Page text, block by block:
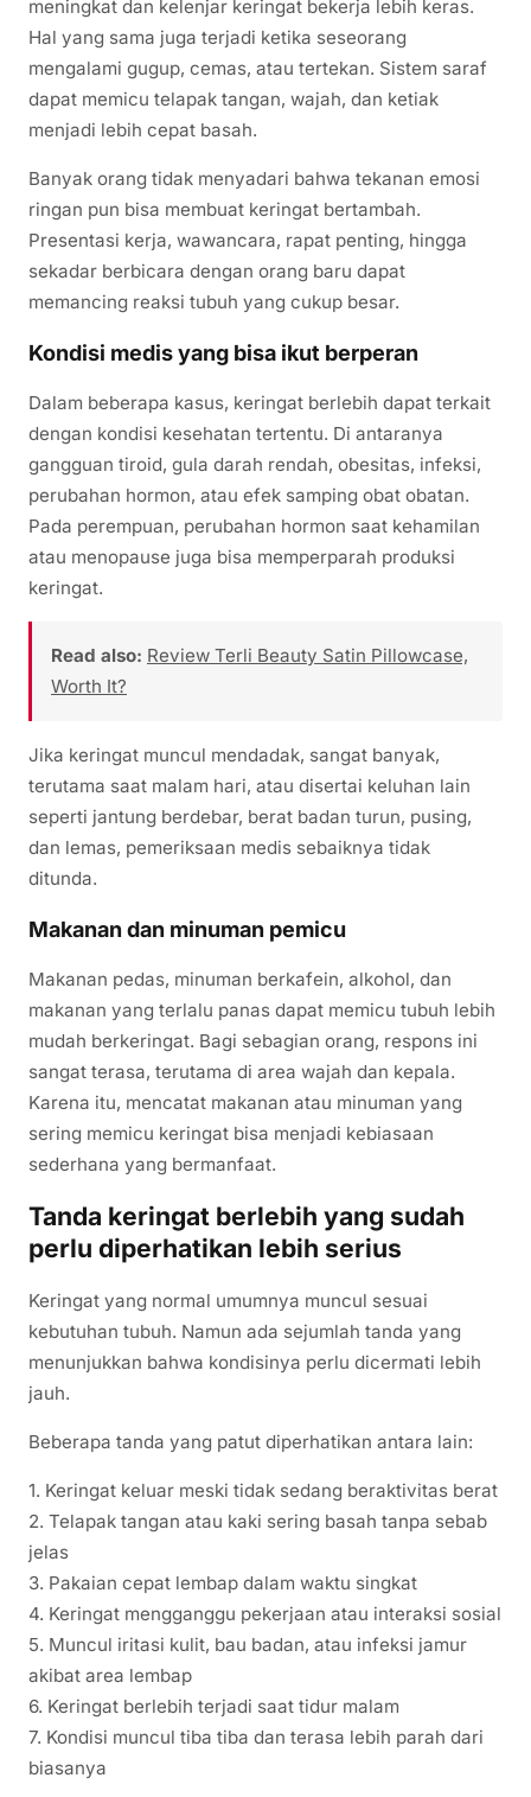
meningkat dan kelenjar keringat bekerja lebih keras.
Hal yang sama juga terjadi ketika seseorang
mengalami gugup, cemas, atau tertekan. Sistem saraf
dapat memicu telapak tangan, wajah, dan ketiak
menjadi lebih cepat basah.
Banyak orang tidak menyadari bahwa tekanan emosi
ringan pun bisa membuat keringat bertambah.
Presentasi kerja, wawancara, rapat penting, hingga
sekadar berbicara dengan orang baru dapat
memancing reaksi tubuh yang cukup besar.
Kondisi medis yang bisa ikut berperan
Dalam beberapa kasus, keringat berlebih dapat terkait
dengan kondisi kesehatan tertentu. Di antaranya
gangguan tiroid, gula darah rendah, obesitas, infeksi,
perubahan hormon, atau efek samping obat obatan.
Pada perempuan, perubahan hormon saat kehamilan
atau menopause juga bisa memperparah produksi
keringat.
Read also: Review Terli Beauty Satin Pillowcase,
Worth It?
Jika keringat muncul mendadak, sangat banyak,
terutama saat malam hari, atau disertai keluhan lain
seperti jantung berdebar, berat badan turun, pusing,
dan lemas, pemeriksaan medis sebaiknya tidak
ditunda.
Makanan dan minuman pemicu
Makanan pedas, minuman berkafein, alkohol, dan
makanan yang terlalu panas dapat memicu tubuh lebih
mudah berkeringat. Bagi sebagian orang, respons ini
sangat terasa, terutama di area wajah dan kepala.
Karena itu, mencatat makanan atau minuman yang
sering memicu keringat bisa menjadi kebiasaan
sederhana yang bermanfaat.
Tanda keringat berlebih yang sudah
perlu diperhatikan lebih serius
Keringat yang normal umumnya muncul sesuai
kebutuhan tubuh. Namun ada sejumlah tanda yang
menunjukkan bahwa kondisinya perlu dicermati lebih
jauh.
Beberapa tanda yang patut diperhatikan antara lain:
1. Keringat keluar meski tidak sedang beraktivitas berat
2. Telapak tangan atau kaki sering basah tanpa sebab
jelas
3. Pakaian cepat lembap dalam waktu singkat
4. Keringat mengganggu pekerjaan atau interaksi sosial
5. Muncul iritasi kulit, bau badan, atau infeksi jamur
akibat area lembap
6. Keringat berlebih terjadi saat tidur malam
7. Kondisi muncul tiba tiba dan terasa lebih parah dari
biasanya